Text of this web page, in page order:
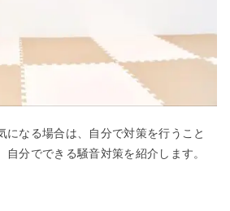
になる場合は、自分で対策を行うこと
自分でできる騒音対策を紹介します。